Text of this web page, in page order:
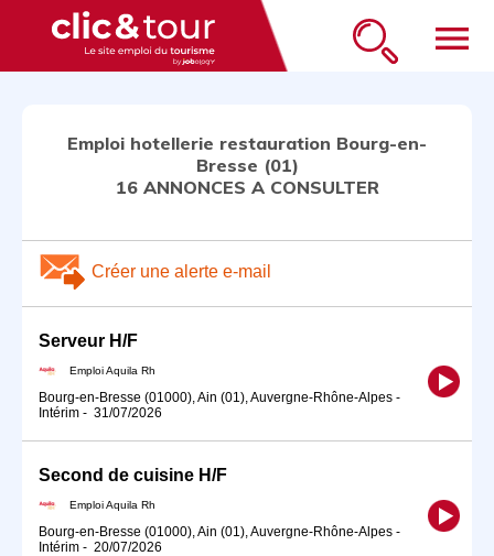
menu
Emploi hotellerie restauration Bourg-en-
Bresse (01)
16 ANNONCES A CONSULTER
Créer une alerte e-mail
Serveur H/F
Emploi Aquila Rh
Bourg-en-Bresse (01000), Ain (01), Auvergne-Rhône-Alpes -
Intérim - 31/07/2026
Second de cuisine H/F
Emploi Aquila Rh
Bourg-en-Bresse (01000), Ain (01), Auvergne-Rhône-Alpes -
Intérim - 20/07/2026